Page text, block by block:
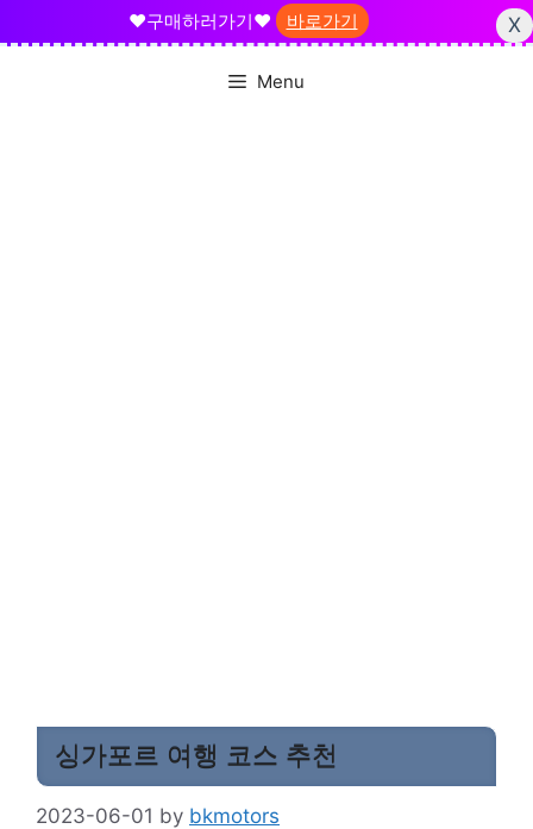
❤️구매하러가기❤️ 바로가기
X
Menu
싱가포르 여행 코스 추천
2023-06-01 by bkmotors